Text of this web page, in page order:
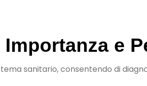
e
sanitario, consentendo di